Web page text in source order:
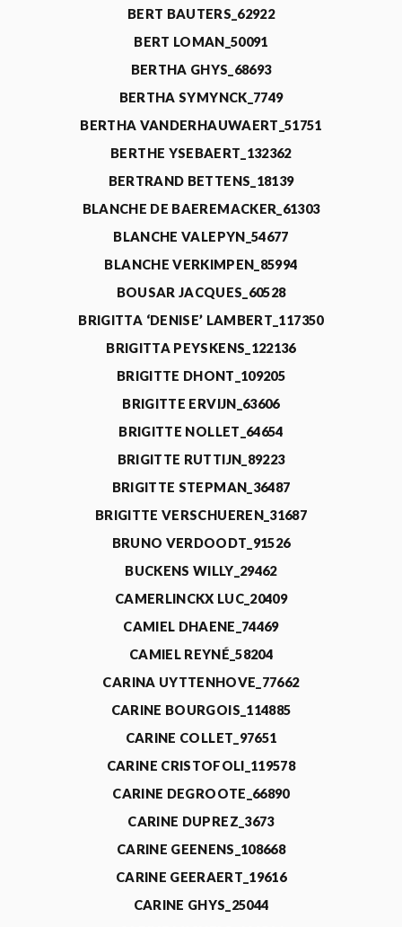
BERT BAUTERS_62922
BERT LOMAN_50091
BERTHA GHYS_68693
BERTHA SYMYNCK_7749
BERTHA VANDERHAUWAERT_51751
BERTHE YSEBAERT_132362
BERTRAND BETTENS_18139
BLANCHE DE BAEREMACKER_61303
BLANCHE VALEPYN_54677
BLANCHE VERKIMPEN_85994
BOUSAR JACQUES_60528
BRIGITTA ‘DENISE’ LAMBERT_117350
BRIGITTA PEYSKENS_122136
BRIGITTE DHONT_109205
BRIGITTE ERVIJN_63606
BRIGITTE NOLLET_64654
BRIGITTE RUTTIJN_89223
BRIGITTE STEPMAN_36487
BRIGITTE VERSCHUEREN_31687
BRUNO VERDOODT_91526
BUCKENS WILLY_29462
CAMERLINCKX LUC_20409
CAMIEL DHAENE_74469
CAMIEL REYNÉ_58204
CARINA UYTTENHOVE_77662
CARINE BOURGOIS_114885
CARINE COLLET_97651
CARINE CRISTOFOLI_119578
CARINE DEGROOTE_66890
CARINE DUPREZ_3673
CARINE GEENENS_108668
CARINE GEERAERT_19616
CARINE GHYS_25044